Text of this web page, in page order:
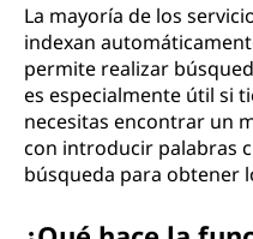
La mayoría de los
indexan
permite realizar
es especialmente útil si
necesitas encontrar un
con introducir palabras
búsqueda para obtener